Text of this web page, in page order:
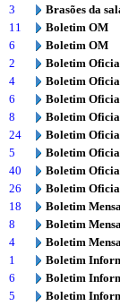
3
Brasões da
11
Boletim OM
6
Boletim OM
2
Boletim
4
Boletim
6
Boletim
8
Boletim
24
Boletim
5
Boletim
40
Boletim
26
Boletim
18
Boletim
8
Boletim
4
Boletim
1
Boletim
6
Boletim
5
Boletim